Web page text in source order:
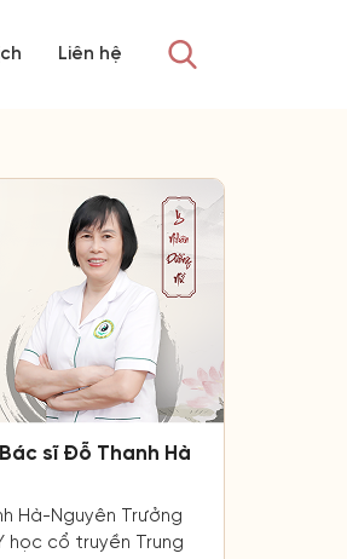
Liên hệ
sĩ Đỗ Thanh Hà
Hà-Nguyên Trưởng
học cổ truyền Trung